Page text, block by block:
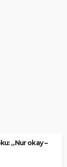
„Nur okay –